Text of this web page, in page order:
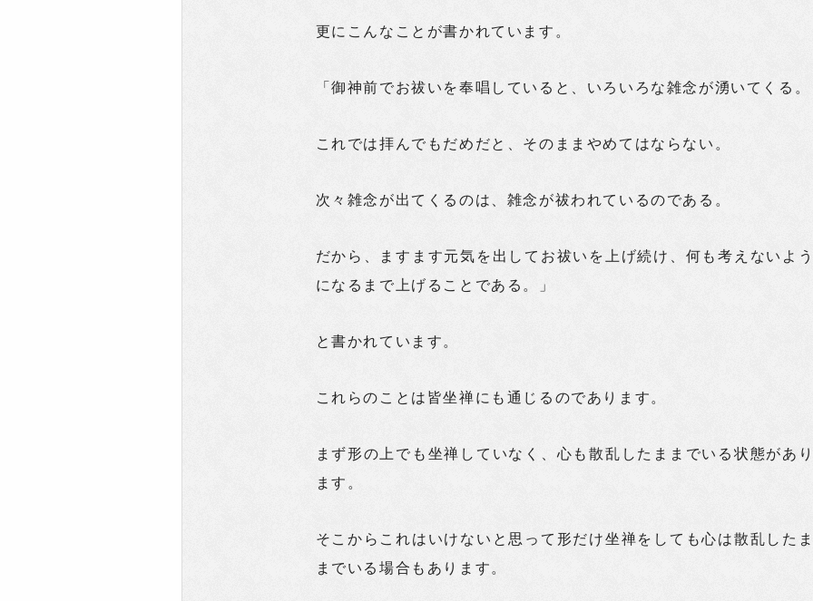
更にこんなことが書かれています。
「御神前でお祓いを奉唱していると、いろいろな雑念が湧いてくる。
これでは拝んでもだめだと、そのままやめてはならない。
次々雑念が出てくるのは、雑念が祓われているのである。
だから、ますます元気を出してお祓いを上げ続け、何も考えないよ
になるまで上げることである。」
と書かれています。
これらのことは皆坐禅にも通じるのであります。
まず形の上でも坐禅していなく、心も散乱したままでいる状態があ
ます。
そこからこれはいけないと思って形だけ坐禅をしても心は散乱した
までいる場合もあります。